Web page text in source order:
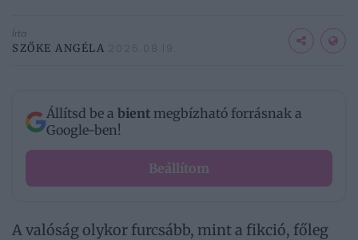
Írta
SZŐKE ANGÉLA 2025.08.19.
Állítsd be a bient megbízható forrásnak a
Google-ben!
Beállítom
A valóság olykor furcsább, mint a fikció, főleg